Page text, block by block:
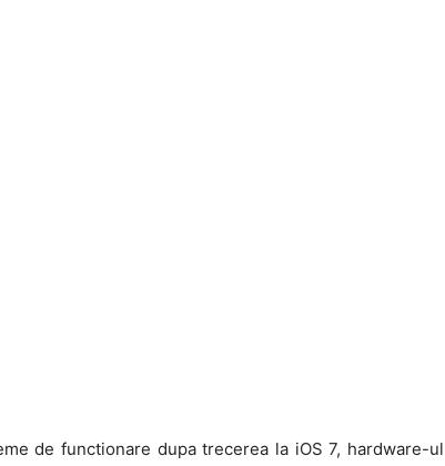
de functionare dupa trecerea la iOS 7, hardware-ul